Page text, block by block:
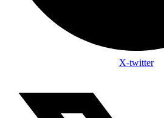
X-twitter